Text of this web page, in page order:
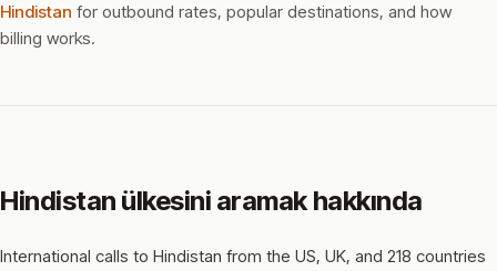
Hindistan for outbound rates, popular destinations, and how
billing works.
Hindistan ülkesini aramak hakkında
International calls to Hindistan from the US, UK, and 218 countries